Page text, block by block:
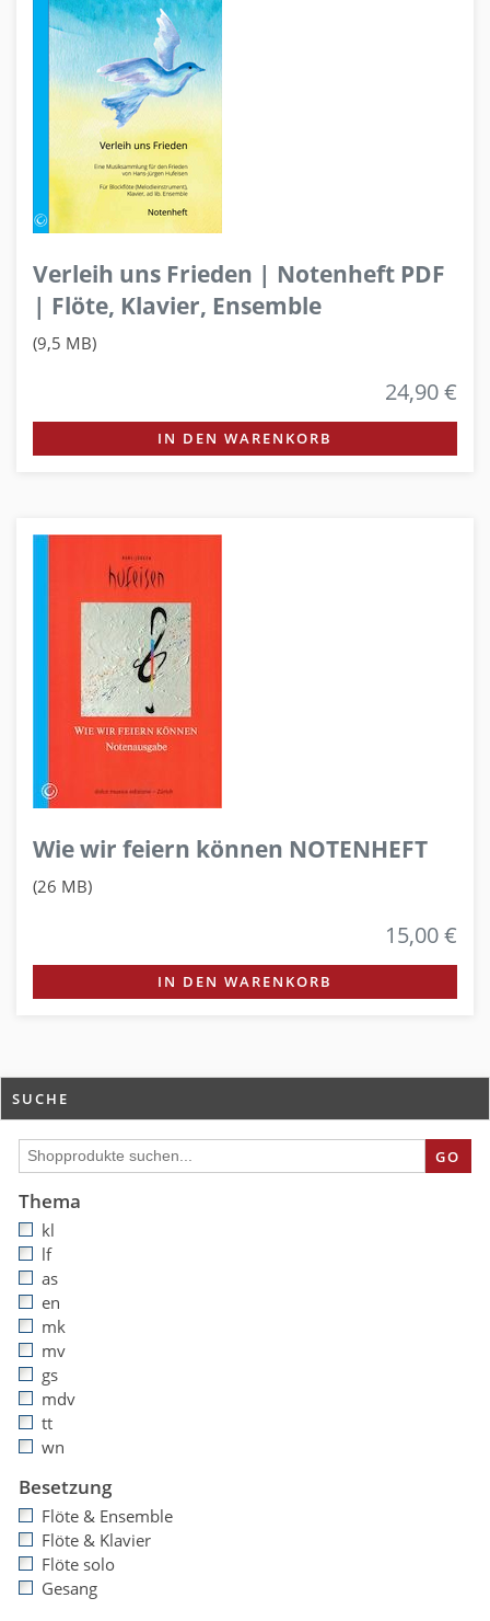
Verleih uns Frieden | Notenheft PDF
| Flöte, Klavier, Ensemble
(9,5 MB)
24,90 €
IN DEN WARENKORB
Wie wir feiern können NOTENHEFT
(26 MB)
15,00 €
IN DEN WARENKORB
SUCHE
GO
Thema
kl
lf
as
en
mk
mv
gs
mdv
tt
wn
Besetzung
Flöte & Ensemble
Flöte & Klavier
Flöte solo
Gesang